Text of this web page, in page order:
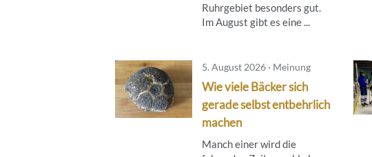
Ruhrgebiet besonders gut.
Im August gibt es eine ...
5. August 2026 · Meinung
Wie viele Bäcker sich
gerade selbst entbehrlich
machen
Manch einer wird die